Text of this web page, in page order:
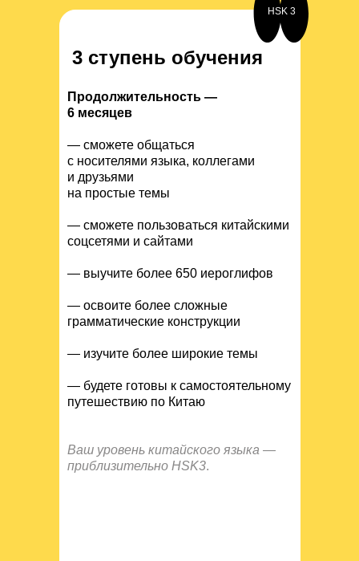
Продолжительность —
6 месяцев
— сможете общаться
с носителями языка, коллегами
и друзьями
на простые темы
— сможете пользоваться китайскими
соцсетями и сайтами
— выучите более 650 иероглифов
— освоите более сложные
грамматические конструкции
— изучите более широкие темы
— будете готовы к самостоятельному
путешествию по Китаю
Ваш уровень китайского языка —
приблизительно HSK3.
3 ступень обучения
HSK 3